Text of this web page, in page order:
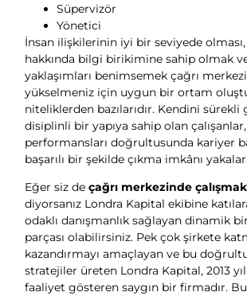
Süpervizör
Yönetici
İnsan ilişkilerinin iyi bir seviyede
hakkında bilgi birikimine sahip olmak
yaklaşımları benimsemek çağrı
yükselmeniz için uygun bir ortam
niteliklerden bazılarıdır. Kendini
disiplinli bir yapıya sahip olan
performansları doğrultusunda kariyer
başarılı bir şekilde çıkma imkânı
Eğer siz deçağrı merkezinde çalışmak
diyorsanız Londra Kapital ekibine
odaklı danışmanlık sağlayan dinamik
parçası olabilirsiniz. Pek çok şirkete
kazandırmayı amaçlayan ve bu
stratejiler üreten Londra Kapital, 2013
faaliyet gösteren saygın bir firmadır.